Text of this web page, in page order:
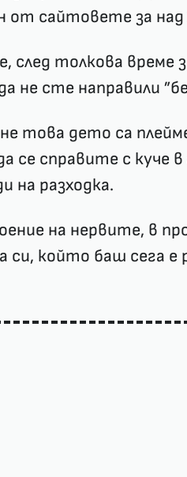
от сайтовете за
след толкова
не сте направили
това дето са
се справите с куче
на разходка.
на нервите, в
който баш сега е